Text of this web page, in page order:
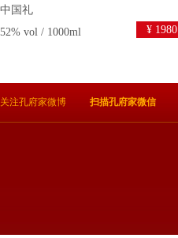
中国礼
52% vol / 1000ml
¥ 1980
关注孔府家微博 扫描孔府家微信